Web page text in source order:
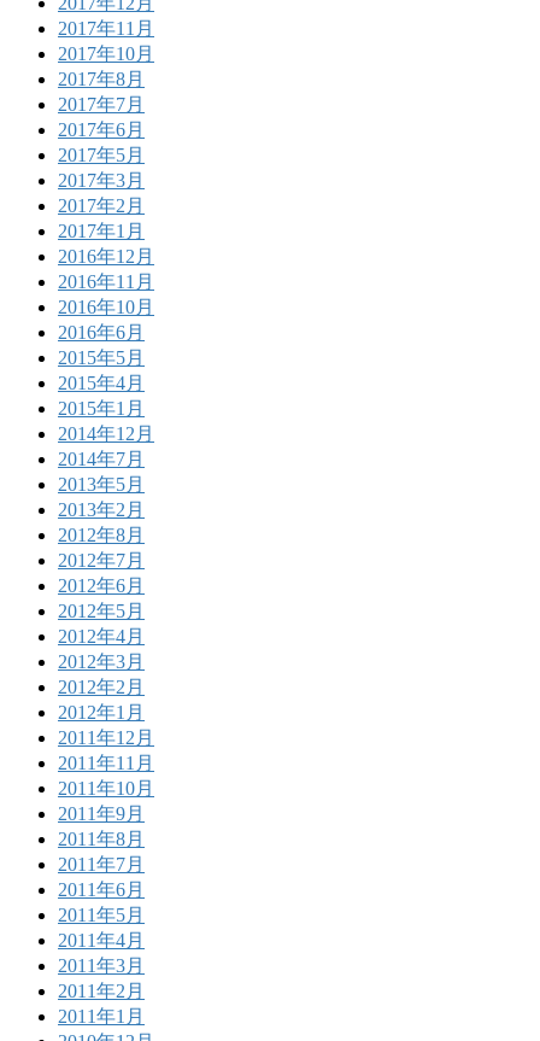
2017年11月
2017年10月
2017年8月
2017年7月
2017年6月
2017年5月
2017年3月
2017年2月
2017年1月
2016年12月
2016年11月
2016年10月
2016年6月
2015年5月
2015年4月
2015年1月
2014年12月
2014年7月
2013年5月
2013年2月
2012年8月
2012年7月
2012年6月
2012年5月
2012年4月
2012年3月
2012年2月
2012年1月
2011年12月
2011年11月
2011年10月
2011年9月
2011年8月
2011年7月
2011年6月
2011年5月
2011年4月
2011年3月
2011年2月
2011年1月